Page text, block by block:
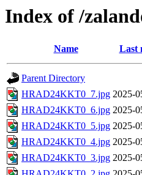
Index of /
Name Last
Parent Directory
HRAD24KKT0_7.jpg 2025-
HRAD24KKT0_6.jpg 2025-
HRAD24KKT0_5.jpg 2025-
HRAD24KKT0_4.jpg 2025-
HRAD24KKT0_3.jpg 2025-